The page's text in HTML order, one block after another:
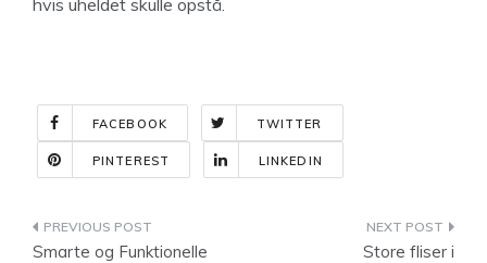
hvis uheldet skulle opstå.
FACEBOOK TWITTER
PINTEREST LINKEDIN
Indlægsnavigation
Smarte og Funktionelle
Store fliser i